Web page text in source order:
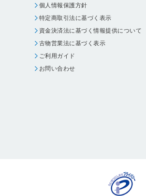
個人情報保護方針
特定商取引法に基づく表示
資金決済法に基づく情報提供について
古物営業法に基づく表示
ご利用ガイド
お問い合わせ